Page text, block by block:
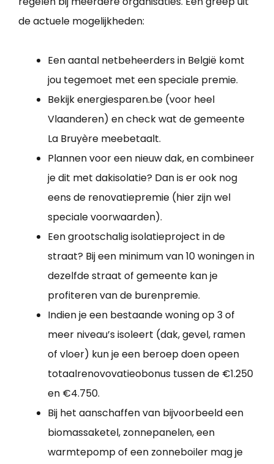
de actuele mogelijkheden:
Een aantal netbeheerders in België komt
jou tegemoet met een speciale premie.
Bekijk energiesparen.be (voor heel
Vlaanderen) en check wat de gemeente
La Bruyère meebetaalt.
Plannen voor een nieuw dak, en combineer
je dit met dakisolatie? Dan is er ook nog
eens de renovatiepremie (hier zijn wel
speciale voorwaarden).
Een grootschalig isolatieproject in de
straat? Bij een minimum van 10 woningen in
dezelfde straat of gemeente kan je
profiteren van de burenpremie.
Indien je een bestaande woning op 3 of
meer niveau’s isoleert (dak, gevel, ramen
of vloer) kun je een beroep doen opeen
totaalrenovovatieobonus tussen de €1.250
en €4.750.
Bij het aanschaffen van bijvoorbeeld een
biomassaketel, zonnepanelen, een
warmtepomp of een zonneboiler mag je